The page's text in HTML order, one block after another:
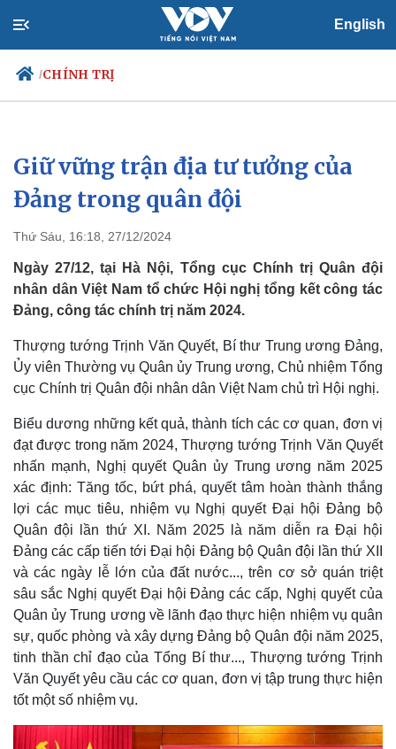
English
/CHÍNH TRỊ
Chính trị
Đảng
Tổ chức nhân sự
Nhận diện sự thật
Xã hội
Tin 24h
Dự báo thời tiết
Việc làm
Biển đảo
Giữ vững trận địa tư tưởng của
Đảng trong quân đội
Thứ Sáu, 16:18, 27/12/2024
Ngày 27/12, tại Hà Nội, Tổng cục Chính trị Quân đội
nhân dân Việt Nam tổ chức Hội nghị tổng kết công tác
Đảng, công tác chính trị năm 2024.
Thượng tướng Trịnh Văn Quyết, Bí thư Trung ương Đảng,
Ủy viên Thường vụ Quân ủy Trung ương, Chủ nhiệm Tổng
cục Chính trị Quân đội nhân dân Việt Nam chủ trì Hội nghị.
Biểu dương những kết quả, thành tích các cơ quan, đơn vị
đạt được trong năm 2024, Thượng tướng Trịnh Văn Quyết
nhấn mạnh, Nghị quyết Quân ủy Trung ương năm 2025
xác định: Tăng tốc, bứt phá, quyết tâm hoàn thành thắng
lợi các mục tiêu, nhiệm vụ Nghị quyết Đại hội Đảng bộ
Quân đội lần thứ XI. Năm 2025 là năm diễn ra Đại hội
Đảng các cấp tiến tới Đại hội Đảng bộ Quân đội lần thứ XII
và các ngày lễ lớn của đất nước..., trên cơ sở quán triệt
sâu sắc Nghị quyết Đại hội Đảng các cấp, Nghị quyết của
Quân ủy Trung ương về lãnh đạo thực hiện nhiệm vụ quân
sự, quốc phòng và xây dựng Đảng bộ Quân đội năm 2025,
tinh thần chỉ đạo của Tổng Bí thư..., Thượng tướng Trịnh
Văn Quyết yêu cầu các cơ quan, đơn vị tập trung thực hiện
tốt một số nhiệm vụ.